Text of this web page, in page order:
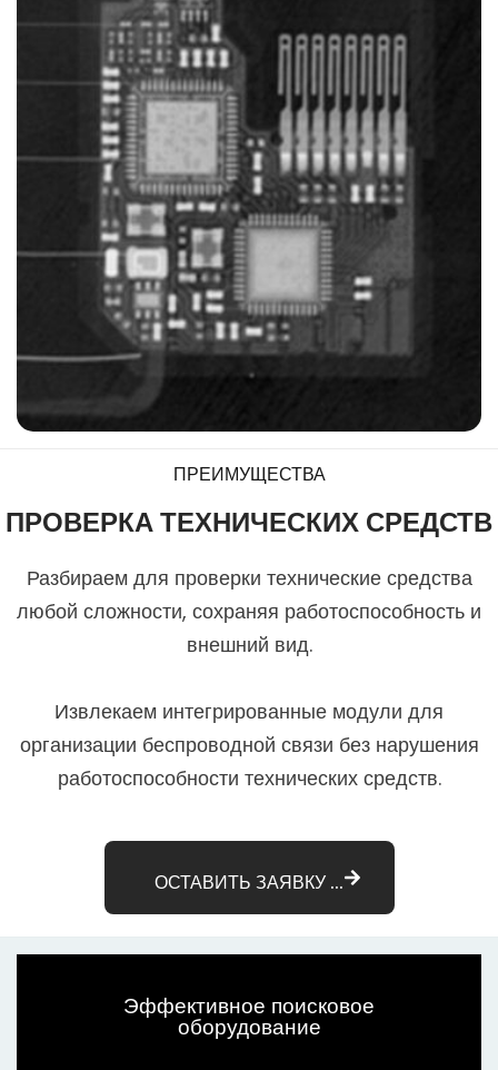
ПРЕИМУЩЕСТВА
ПРОВЕРКА ТЕХНИЧЕСКИХ СРЕДСТВ
Разбираем для проверки технические средства
любой сложности, сохраняя работоспособность и
внешний вид.
Извлекаем интегрированные модули для
организации беспроводной связи без нарушения
работоспособности технических средств.
ОСТАВИТЬ ЗАЯВКУ ...
Эффективное поисковое
оборудование